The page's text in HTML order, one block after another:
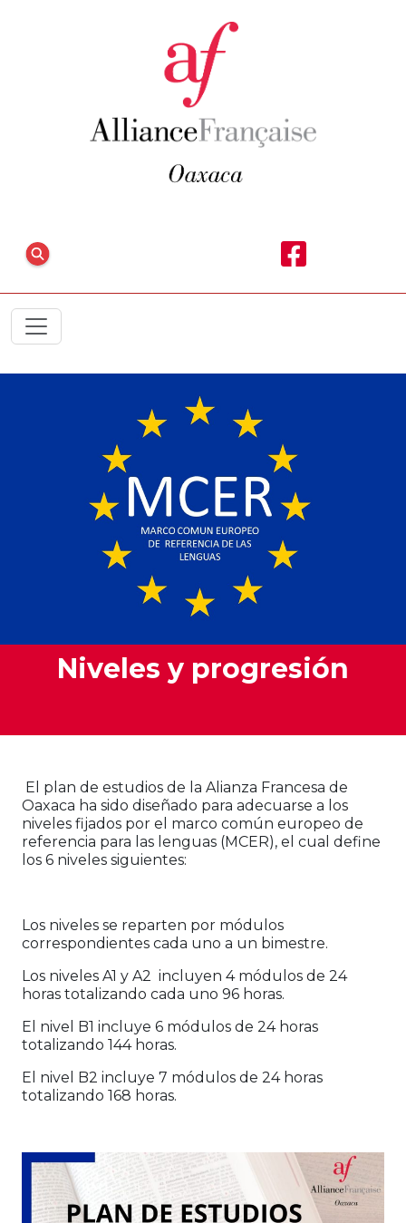
Niveles y progresión
El plan de estudios de la Alianza Francesa de
Oaxaca ha sido diseñado para adecuarse a los
niveles fijados por el marco común europeo de
referencia para las lenguas (MCER), el cual define
los 6 niveles siguientes:
Los niveles se reparten por módulos
correspondientes cada uno a un bimestre.
Los niveles A1 y A2 incluyen 4 módulos de 24
horas totalizando cada uno 96 horas.
El nivel B1 incluye 6 módulos de 24 horas
totalizando 144 horas.
El nivel B2 incluye 7 módulos de 24 horas
totalizando 168 horas.